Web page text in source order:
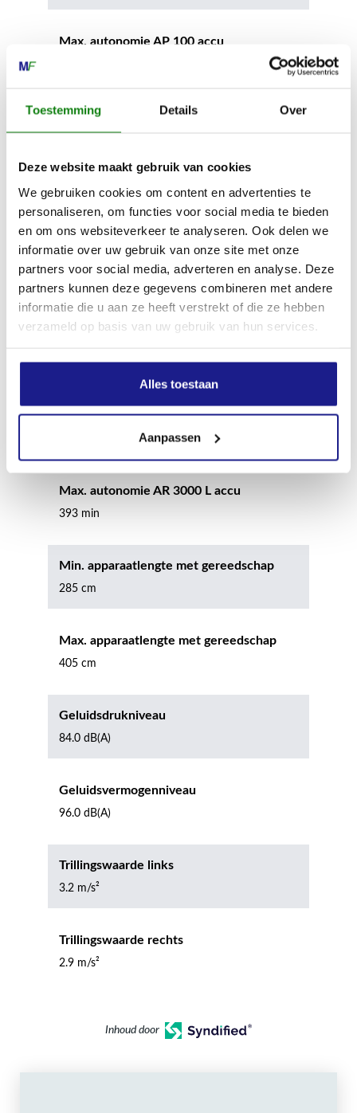
Toestemming Details Over
Deze website maakt gebruik van cookies
We gebruiken cookies om content en advertenties te
personaliseren, om functies voor social media te bieden
en om ons websiteverkeer te analyseren. Ook delen we
informatie over uw gebruik van onze site met onze
partners voor social media, adverteren en analyse. Deze
partners kunnen deze gegevens combineren met andere
informatie die u aan ze heeft verstrekt of die ze hebben
verzameld op basis van uw gebruik van hun services.
Alles toestaan
Aanpassen
Max. autonomie AP 100 accu
Max. autonomie AP 200 S accu
Max. autonomie AP 300 accu
47 min
Max. autonomie AP 300 S accu
78 min
94 min
Max. autonomie AR 2000 L accu
Max. autonomie AR 3000 L accu
393 min
Min. apparaatlengte met gereedschap
285 cm
Max. apparaatlengte met gereedschap
405 cm
Geluidsdrukniveau
84.0 dB(A)
Geluidsvermogenniveau
96.0 dB(A)
Trillingswaarde links
3.2 m/s²
Trillingswaarde rechts
2.9 m/s²
Inhoud door